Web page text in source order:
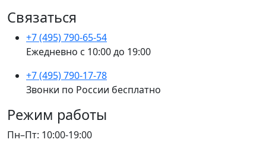
Связаться
+7 (495) 790-65-54
Ежедневно с 10:00 до 19:00
+7 (495) 790-17-78
Звонки по России бесплатно
Режим работы
Пн–Пт: 10:00-19:00